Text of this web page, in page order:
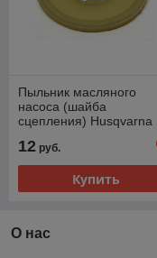
Пыльник масляного
насоса (шайба
сцепления) Husqvarna
625, 630, 670
12 руб.
Купить
О нас